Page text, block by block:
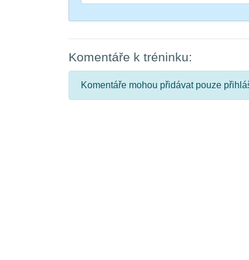
Komentáře k tréninku:
Komentáře mohou přidávat pouze